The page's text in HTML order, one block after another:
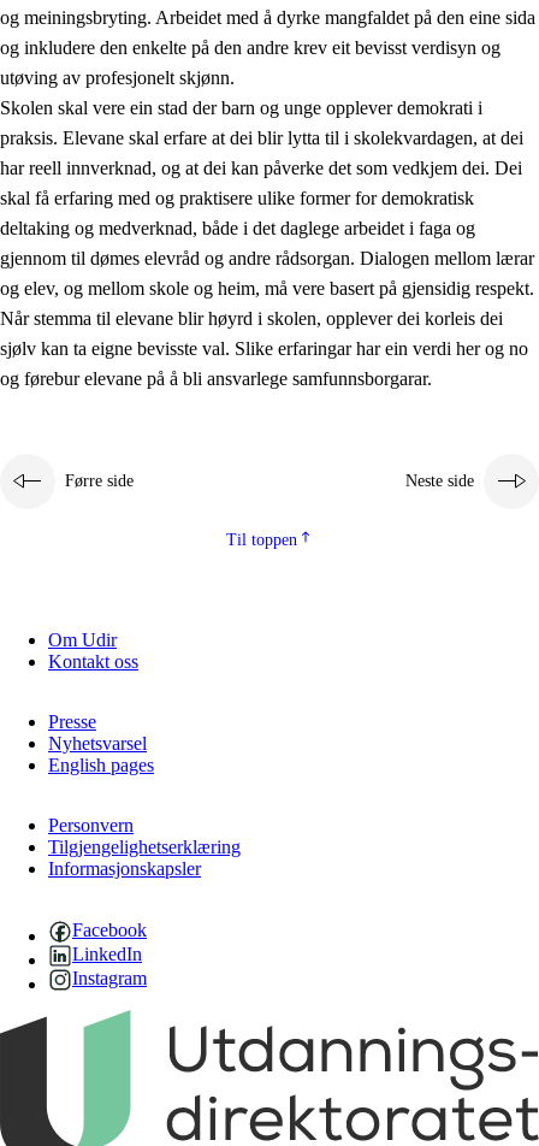
og meiningsbryting. Arbeidet med å dyrke mangfaldet på den eine sida
og inkludere den enkelte på den andre krev eit bevisst verdisyn og
utøving av profesjonelt skjønn.
Skolen skal vere ein stad der barn og unge opplever demokrati i
praksis. Elevane skal erfare at dei blir lytta til i skolekvardagen, at dei
har reell innverknad, og at dei kan påverke det som vedkjem dei. Dei
skal få erfaring med og praktisere ulike former for demokratisk
deltaking og medverknad, både i det daglege arbeidet i faga og
gjennom til dømes elevråd og andre rådsorgan. Dialogen mellom lærar
og elev, og mellom skole og heim, må vere basert på gjensidig respekt.
Når stemma til elevane blir høyrd i skolen, opplever dei korleis dei
sjølv kan ta eigne bevisste val. Slike erfaringar har ein verdi her og no
og førebur elevane på å bli ansvarlege samfunnsborgarar.
Førre side Neste side
Til toppen
Om Udir
Kontakt oss
Presse
Nyhetsvarsel
English pages
Personvern
Tilgjengelighetserklæring
Informasjonskapsler
Facebook
LinkedIn
Instagram